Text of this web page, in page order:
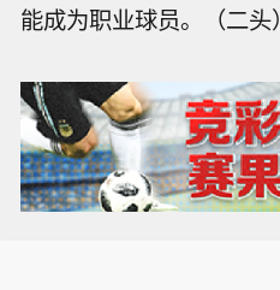
能成为职业球员。（二头）